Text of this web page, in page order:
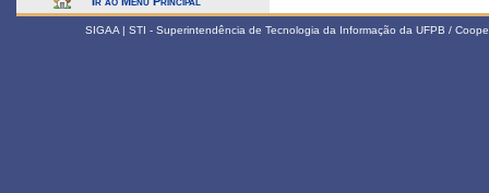
SIGAA | STI - Superintendência de Tecnologia da Informação da UFPB /